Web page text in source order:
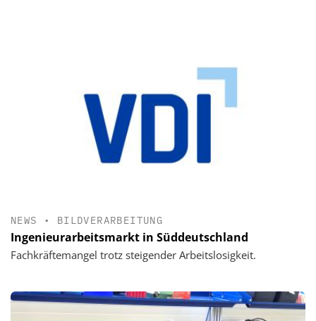
NEWS • BILDVERARBEITUNG
Ingenieurarbeitsmarkt in Süddeutschland
Fachkräftemangel trotz steigender Arbeitslosigkeit.